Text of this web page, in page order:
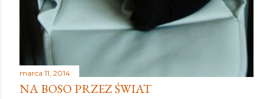
marca 11, 2014
NA BOSO PRZEZ ŚWIAT